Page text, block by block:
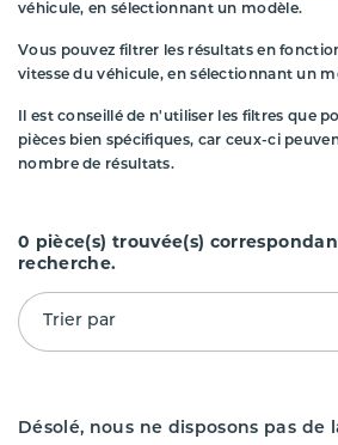
véhicule, en sélectionnant un modèle.
Vous pouvez filtrer les résultats en
vitesse du véhicule, en sélectionnant un
Il est conseillé de n'utiliser les filtres que
pièces bien spécifiques, car ceux-ci
nombre de résultats.
0 pièce(s) trouvée(s)
recherche.
Trier par
Désolé, nous ne disposons pas de